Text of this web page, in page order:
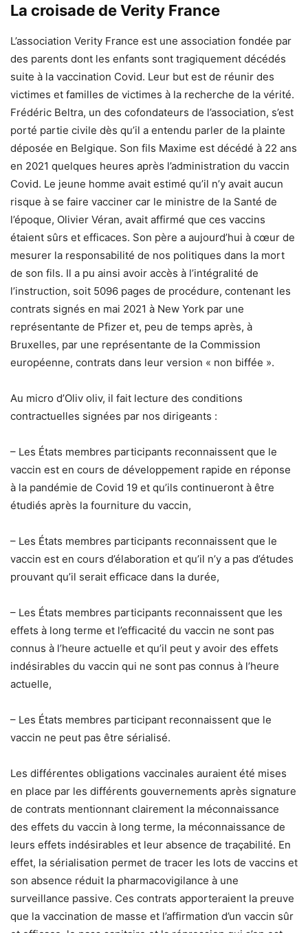
La croisade de Verity France
L’association Verity France est une association fondée par
des parents dont les enfants sont tragiquement décédés
suite à la vaccination Covid. Leur but est de réunir des
victimes et familles de victimes à la recherche de la vérité.
Frédéric Beltra, un des cofondateurs de l’association, s’est
porté partie civile dès qu’il a entendu parler de la plainte
déposée en Belgique. Son fils Maxime est décédé à 22 ans
en 2021 quelques heures après l’administration du vaccin
Covid. Le jeune homme avait estimé qu’il n’y avait aucun
risque à se faire vacciner car le ministre de la Santé de
l’époque, Olivier Véran, avait affirmé que ces vaccins
étaient sûrs et efficaces. Son père a aujourd’hui à cœur de
mesurer la responsabilité de nos politiques dans la mort
de son fils. Il a pu ainsi avoir accès à l’intégralité de
l’instruction, soit 5096 pages de procédure, contenant les
contrats signés en mai 2021 à New York par une
représentante de Pfizer et, peu de temps après, à
Bruxelles, par une représentante de la Commission
européenne, contrats dans leur version « non biffée ».
Au micro d’Oliv oliv, il fait lecture des conditions
contractuelles signées par nos dirigeants :
– Les États membres participants reconnaissent que le
vaccin est en cours de développement rapide en réponse
à la pandémie de Covid 19 et qu’ils continueront à être
étudiés après la fourniture du vaccin,
– Les États membres participants reconnaissent que le
vaccin est en cours d’élaboration et qu’il n’y a pas d’études
prouvant qu’il serait efficace dans la durée,
– Les États membres participants reconnaissent que les
effets à long terme et l’efficacité du vaccin ne sont pas
connus à l’heure actuelle et qu’il peut y avoir des effets
indésirables du vaccin qui ne sont pas connus à l’heure
actuelle,
– Les États membres participant reconnaissent que le
vaccin ne peut pas être sérialisé.
Les différentes obligations vaccinales auraient été mises
en place par les différents gouvernements après signature
de contrats mentionnant clairement la méconnaissance
des effets du vaccin à long terme, la méconnaissance de
leurs effets indésirables et leur absence de traçabilité. En
effet, la sérialisation permet de tracer les lots de vaccins et
son absence réduit la pharmacovigilance à une
surveillance passive. Ces contrats apporteraient la preuve
que la vaccination de masse et l’affirmation d’un vaccin sûr